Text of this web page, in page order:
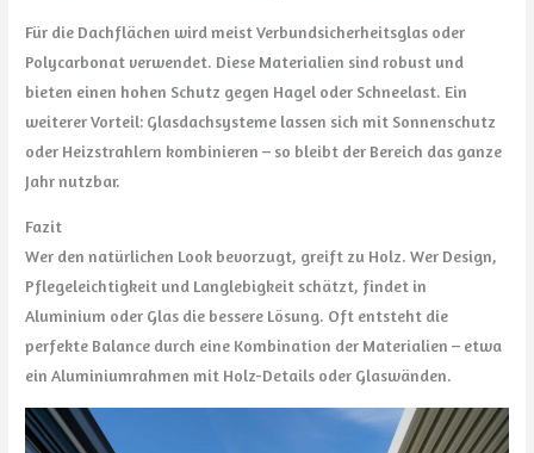
Für die Dachflächen wird meist Verbundsicherheitsglas oder
Polycarbonat verwendet. Diese Materialien sind robust und
bieten einen hohen Schutz gegen Hagel oder Schneelast. Ein
weiterer Vorteil: Glasdachsysteme lassen sich mit Sonnenschutz
oder Heizstrahlern kombinieren – so bleibt der Bereich das ganze
Jahr nutzbar.
Fazit
Wer den natürlichen Look bevorzugt, greift zu Holz. Wer Design,
Pflegeleichtigkeit und Langlebigkeit schätzt, findet in
Aluminium oder Glas die bessere Lösung. Oft entsteht die
perfekte Balance durch eine Kombination der Materialien – etwa
ein Aluminiumrahmen mit Holz-Details oder Glaswänden.